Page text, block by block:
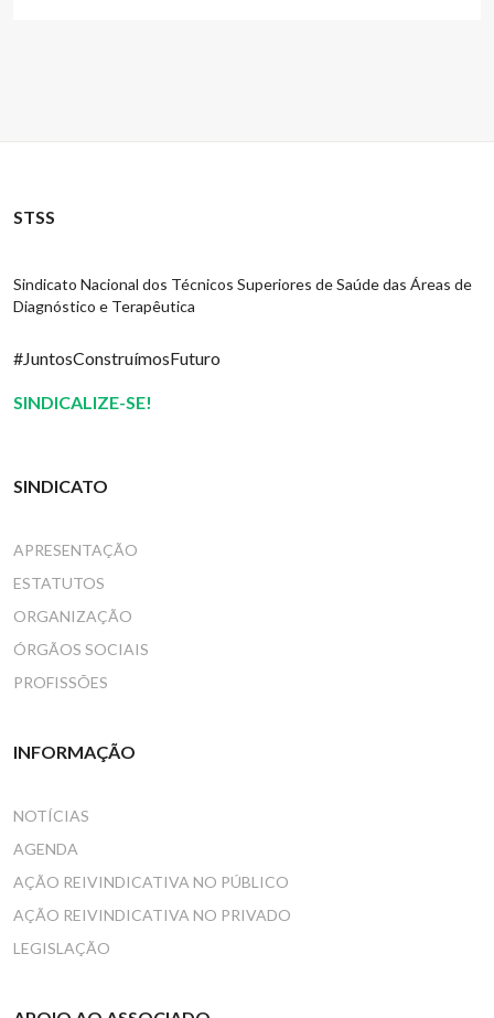
STSS
Sindicato Nacional dos Técnicos Superiores de Saúde das Áreas de
Diagnóstico e Terapêutica
#JuntosConstruímosFuturo
SINDICALIZE-SE!
SINDICATO
APRESENTAÇÃO
ESTATUTOS
ORGANIZAÇÃO
ÓRGÃOS SOCIAIS
PROFISSÕES
INFORMAÇÃO
NOTÍCIAS
AGENDA
AÇÃO REIVINDICATIVA NO PÚBLICO
AÇÃO REIVINDICATIVA NO PRIVADO
LEGISLAÇÃO